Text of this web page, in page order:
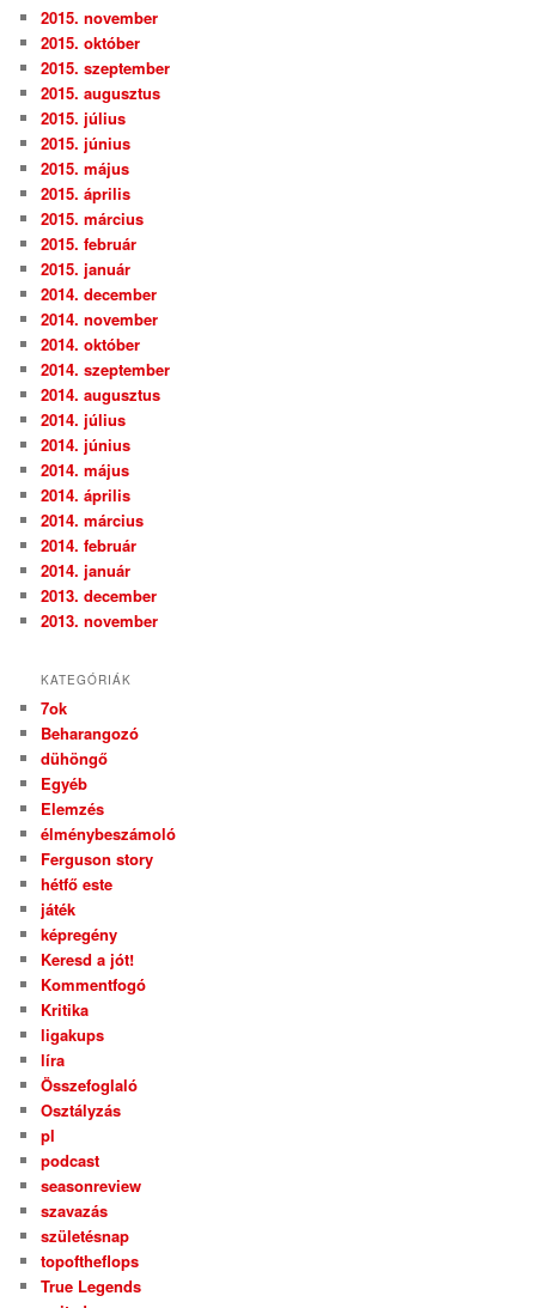
2015. november
2015. október
2015. szeptember
2015. augusztus
2015. július
2015. június
2015. május
2015. április
2015. március
2015. február
2015. január
2014. december
2014. november
2014. október
2014. szeptember
2014. augusztus
2014. július
2014. június
2014. május
2014. április
2014. március
2014. február
2014. január
2013. december
2013. november
KATEGÓRIÁK
7ok
Beharangozó
dühöngő
Egyéb
Elemzés
élménybeszámoló
Ferguson story
hétfő este
játék
képregény
Keresd a jót!
Kommentfogó
Kritika
ligakups
líra
Összefoglaló
Osztályzás
pl
podcast
seasonreview
szavazás
születésnap
topoftheflops
True Legends